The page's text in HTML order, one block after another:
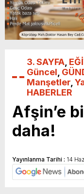
3. SAYFA
Güncel
Manşetler
HABERLER
Afşin’e
daha!
Yayınlanma Tarihi : 14